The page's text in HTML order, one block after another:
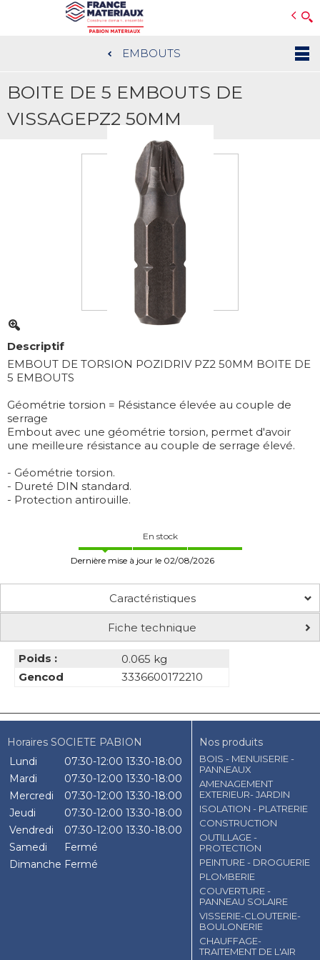
au
contenu
EMBOUTS
BOITE DE 5 EMBOUTS DE
VISSAGEPZ2 50MM
Descriptif
EMBOUT DE TORSION POZIDRIV PZ2 50MM BOITE DE
5 EMBOUTS
Géométrie torsion = Résistance élevée au couple de
serrage
Embout avec une géométrie torsion, permet d'avoir
une meilleure résistance au couple de serrage élevé.
- Géométrie torsion.
- Dureté DIN standard.
- Protection antirouille.
En stock
Dernière mise à jour le 02/08/2026
Caractéristiques
Fiche technique
Poids :
0.065 kg
Gencod
3336600172210
Horaires SOCIETE PABION
Lundi
07:30-12:00 13:30-18:00
Mardi
07:30-12:00 13:30-18:00
Mercredi
07:30-12:00 13:30-18:00
Jeudi
07:30-12:00 13:30-18:00
Vendredi
07:30-12:00 13:30-18:00
Samedi
Fermé
Dimanche Fermé
Nos produits
BOIS - MENUISERIE -
PANNEAUX
AMENAGEMENT
EXTERIEUR- JARDIN
ISOLATION - PLATRERIE
CONSTRUCTION
OUTILLAGE -
PROTECTION
PEINTURE - DROGUERIE
PLOMBERIE
COUVERTURE -
PANNEAU SOLAIRE
VISSERIE-CLOUTERIE-
BOULONERIE
CHAUFFAGE-
TRAITEMENT DE L'AIR